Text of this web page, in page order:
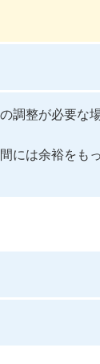
調整が必要な
には余裕をも